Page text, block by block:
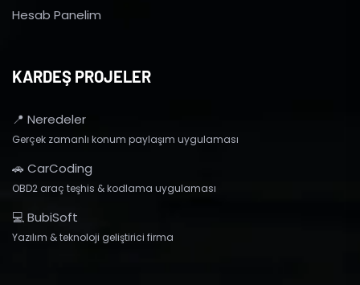
Hesab Panelim
KARDEŞ PROJELER
📍 Neredeler
Gerçek zamanlı konum paylaşım uygulaması
🚗 CarCoding
OBD2 araç teşhis & kodlama uygulaması
💻 BubiSoft
Yazılım & teknoloji geliştirici firma